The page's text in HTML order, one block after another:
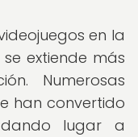
en la
extiende más
Numerosas
han convertido
dando lugar a